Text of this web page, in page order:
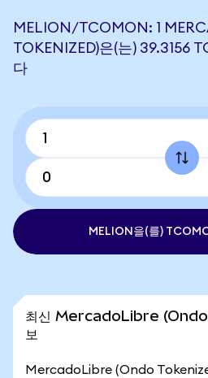
MELION/TCOMON: 1
TOKENIZED)은(는) 39.3156
다
MELION을(를)
최신 MercadoLibre
보
MercadoLibre (Ondo